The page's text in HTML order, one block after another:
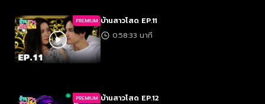
PREMIUM บ้านสาวโสด EP.11
0:58:33 นาที
PREMIUM บ้านสาวโสด EP.12